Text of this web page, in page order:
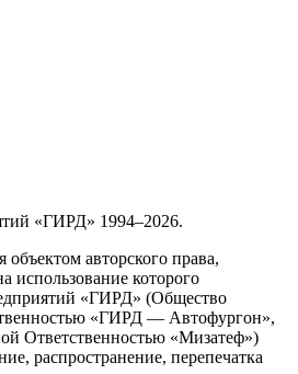
«ГИРД» 1994–2026.
объектом авторского права,
использование которого
«ГИРД» (Общество
«ГИРД — Автофургон»,
Ответственностью «Мизатеф»)
распространение, перепечатка